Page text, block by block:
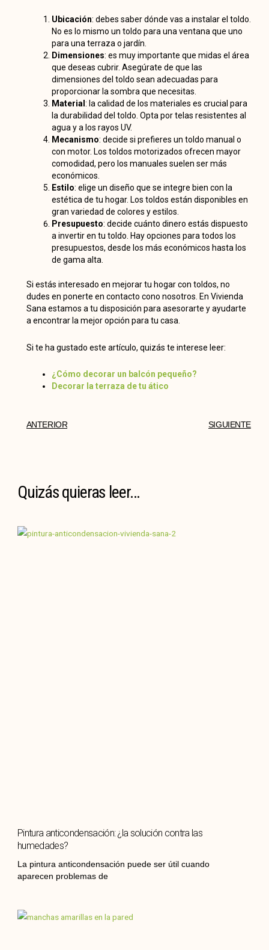
Ubicación: debes saber dónde vas a instalar el toldo.
No es lo mismo un toldo para una ventana que uno
para una terraza o jardín.
Dimensiones: es muy importante que midas el área
que deseas cubrir. Asegúrate de que las
dimensiones del toldo sean adecuadas para
proporcionar la sombra que necesitas.
Material : la calidad de los materiales es crucial para
la durabilidad del toldo. Opta por telas resistentes al
agua y a los rayos UV.
Mecanismo: decide si prefieres un toldo manual o
con motor. Los toldos motorizados ofrecen mayor
comodidad, pero los manuales suelen ser más
económicos.
Estilo: elige un diseño que se integre bien con la
estética de tu hogar. Los toldos están disponibles en
gran variedad de colores y estilos.
Presupuesto: decide cuánto dinero estás dispuesto
a invertir en tu toldo. Hay opciones para todos los
presupuestos, desde los más económicos hasta los
de gama alta.
Si estás interesado en mejorar tu hogar con toldos, no
dudes en ponerte en contacto cono nosotros. En Vivienda
Sana estamos a tu disposición para asesorarte y ayudarte
a encontrar la mejor opción para tu casa.
Si te ha gustado este artículo, quizás te interese leer:
¿Cómo decorar un balcón pequeño?
Decorar la terraza de tu ático
ANTERIOR SIGUIENTE
Quizás quieras leer...
Pintura anticondensación: ¿la solución contra las
humedades?
La pintura anticondensación puede ser útil cuando
aparecen problemas de